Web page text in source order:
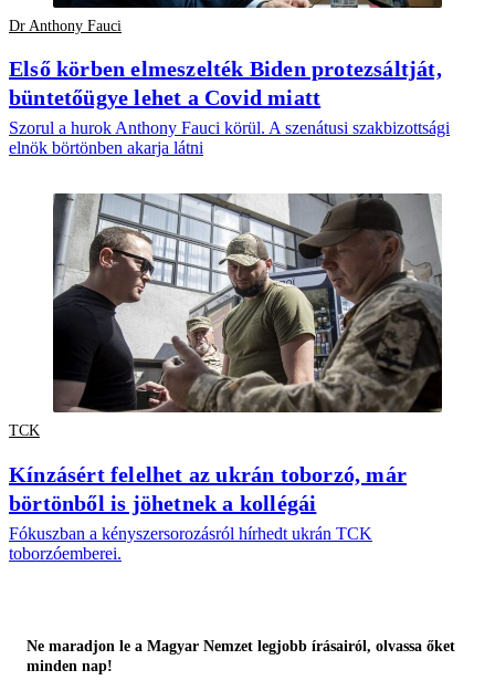
Dr Anthony Fauci
Első körben elmeszelték Biden protezsáltját,
büntetőügye lehet a Covid miatt
Szorul a hurok Anthony Fauci körül. A szenátusi szakbizottsági
elnök börtönben akarja látni
TCK
Kínzásért felelhet az ukrán toborzó, már
börtönből is jöhetnek a kollégái
Fókuszban a kényszersorozásról hírhedt ukrán TCK
toborzóemberei.
Ne maradjon le a Magyar Nemzet legjobb írásairól, olvassa őket
minden nap!